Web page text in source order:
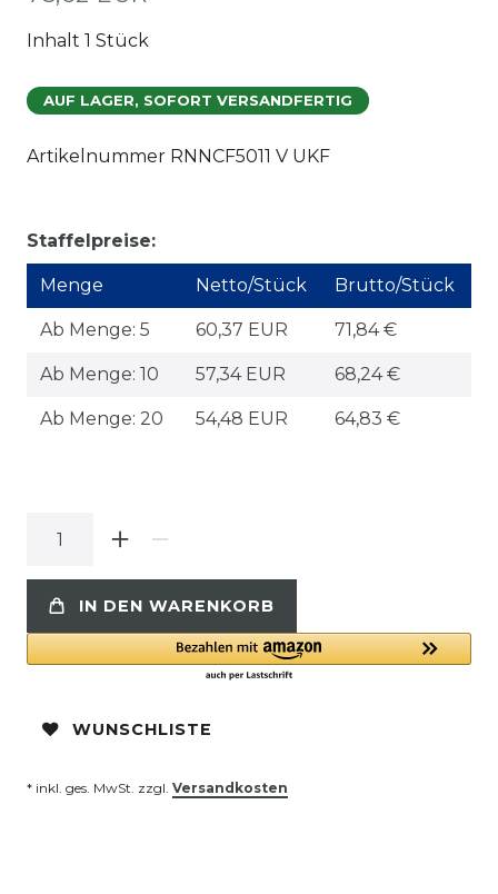
Inhalt 1 Stück
AUF LAGER, SOFORT VERSANDFERTIG
Artikelnummer RNNCF5011 V UKF
Staffelpreise:
Menge Netto/Stück Brutto/Stück
Ab Menge: 5 60,37 EUR 71,84 €
Ab Menge: 10 57,34 EUR 68,24 €
Ab Menge: 20 54,48 EUR 64,83 €
IN DEN WARENKORB
WUNSCHLISTE
* inkl. ges. MwSt. zzgl. Versandkosten